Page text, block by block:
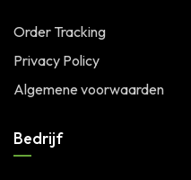
Order Tracking
Privacy Policy
Algemene voorwaarden
Bedrijf